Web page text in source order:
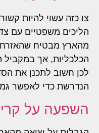
צו כזה עשוי להיות
הליכים משפטיים עם
מהארץ מבטיח שהאזרח
הכלכליות, אך במקביל
לכן חשוב לתכנן את
הנדרשת כדי לאפשר
השפעה על